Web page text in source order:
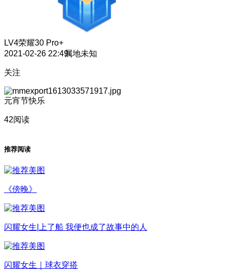
LV4荣耀30 Pro+
2021-02-26 22:49属地未知
关注
元宵节快乐
42阅读
推荐阅读
《傍晚》
闪耀女生|上了船 我便也成了故事中的人
闪耀女生｜球衣穿搭